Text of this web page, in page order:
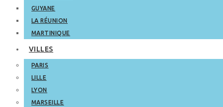
GUYANE
LA RÉUNION
MARTINIQUE
VILLES
PARIS
LILLE
LYON
MARSEILLE